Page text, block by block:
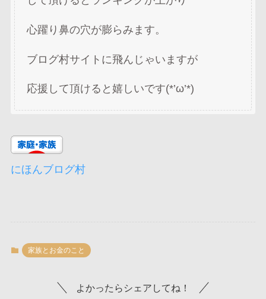
心躍り鼻の穴が膨らみます。
ブログ村サイトに飛んじゃいますが
応援して頂けると嬉しいです(*’ω’*)
にほんブログ村
家族とお金のこと
よかったらシェアしてね！